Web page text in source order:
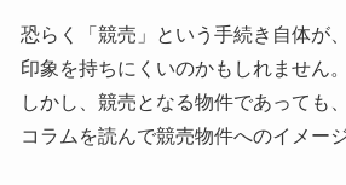
恐らく「競売」という手続き自体が
印象を持ちにくいのかもしれません。
しかし、競売となる物件であっても
コラムを読んで競売物件へのイメー